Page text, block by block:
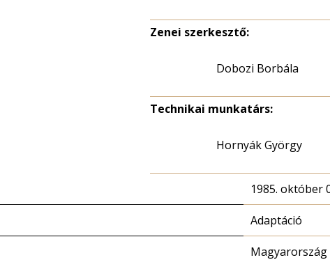
Zenei szerkesztő:
Dobozi Borbála
Technikai munkatárs:
Hornyák György
1985. október
Adaptáció